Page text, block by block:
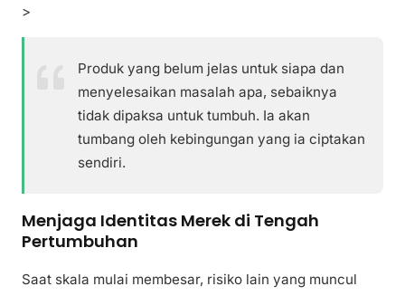
>
Produk yang belum jelas untuk siapa dan
menyelesaikan masalah apa, sebaiknya
tidak dipaksa untuk tumbuh. Ia akan
tumbang oleh kebingungan yang ia ciptakan
sendiri.
Menjaga Identitas Merek di Tengah
Pertumbuhan
Saat skala mulai membesar, risiko lain yang muncul